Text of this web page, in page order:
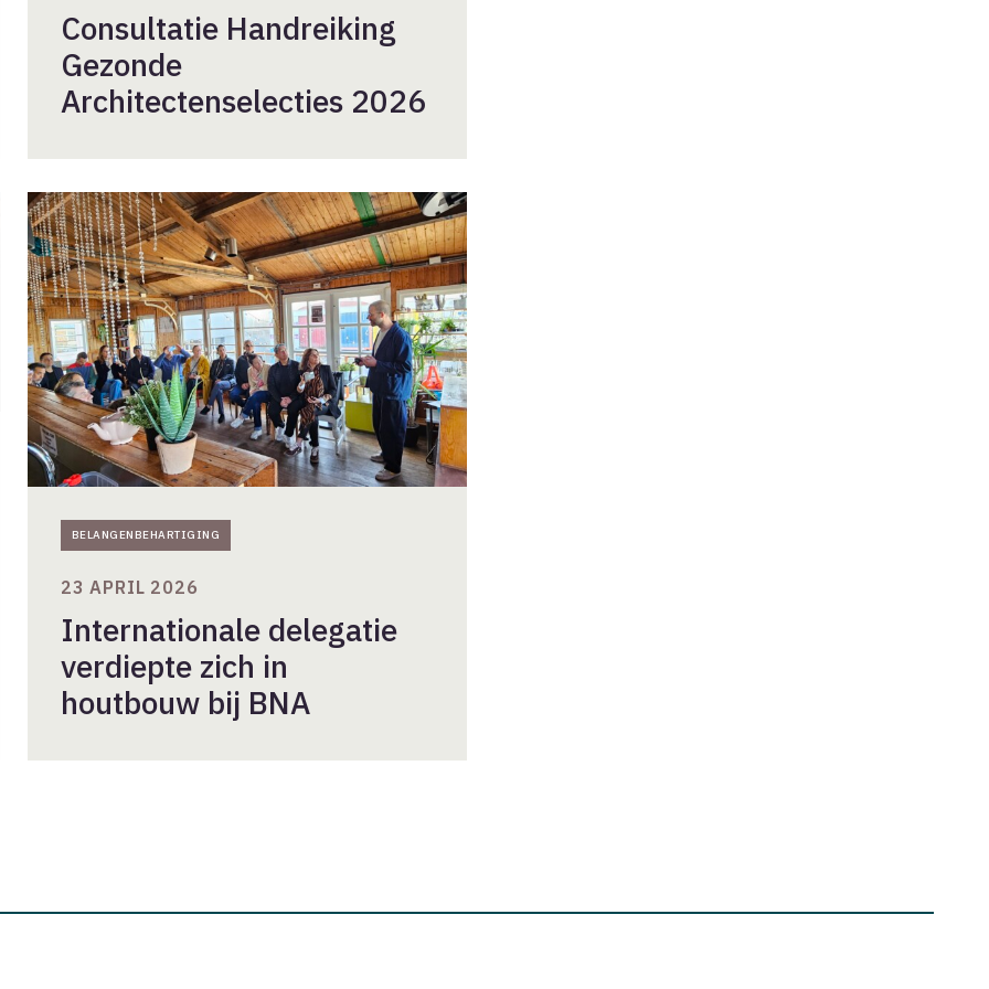
Consultatie Handreiking
Gezonde
Architectenselecties 2026
BELANGENBEHARTIGING
Internationale
delegatie
verdiepte
zich
in
houtbouw
bij
BNA
Internationale delegatie
verdiepte zich in
houtbouw bij BNA
23 APRIL 2026